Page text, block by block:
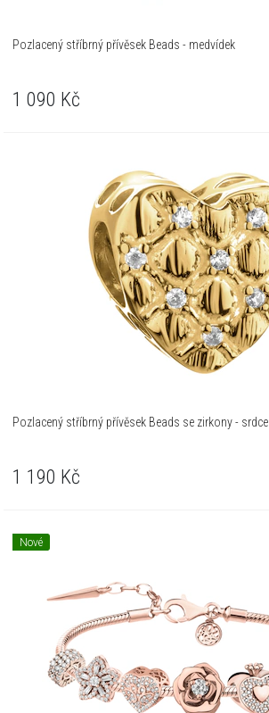
Pozlacený stříbrný přívěsek Beads - medvídek
1 090 Kč
Pozlacený stříbrný přívěsek Beads se zirkony - srdce
1 190 Kč
Nové